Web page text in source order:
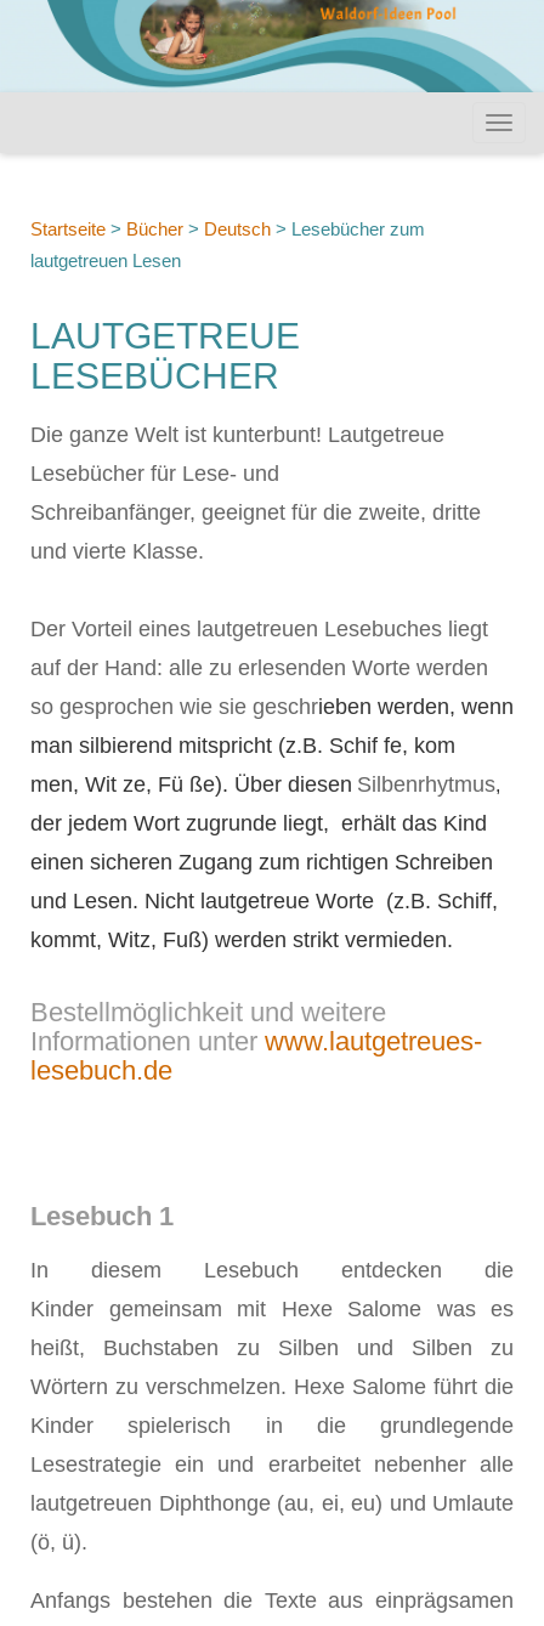
Startseite > Bücher > Deutsch > Lesebücher zum
lautgetreuen Lesen
LAUTGETREUE
LESEBÜCHER
Die ganze Welt ist kunterbunt! Lautgetreue
Lesebücher für Lese- und
Schreibanfänger, geeignet für die zweite, dritte
und vierte Klasse.
Der Vorteil eines lautgetreuen Lesebuches liegt
auf der Hand: alle zu erlesenden Worte werden
so gesprochen wie sie geschrieben werden, wenn
man silbierend mitspricht (z.B. Schif fe, kom
men, Wit ze, Fü ße). Über diesen Silbenrhytmus,
der jedem Wort zugrunde liegt, erhält das Kind
einen sicheren Zugang zum richtigen Schreiben
und Lesen. Nicht lautgetreue Worte (z.B. Schiff,
kommt, Witz, Fuß) werden strikt vermieden.
Bestellmöglichkeit und weitere
Informationen unter www.lautgetreues-
lesebuch.de
Lesebuch 1
In diesem Lesebuch entdecken die
Kinder gemeinsam mit Hexe Salome was es
heißt, Buchstaben zu Silben und Silben zu
Wörtern zu verschmelzen. Hexe Salome führt die
Kinder spielerisch in die grundlegende
Lesestrategie ein und erarbeitet nebenher alle
lautgetreuen Diphthonge (au, ei, eu) und Umlaute
(ö, ü).
Anfangs bestehen die Texte aus einprägsamen